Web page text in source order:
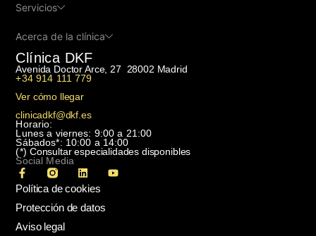
Clínica DKF
Avenida Doctor Arce, 27 28002 Madrid
+34 914 111 779
Ver cómo llegar
clinicadkf@dkf.es
Horario:
Lunes a viernes: 9:00 a 21:00
Sábados*: 10:00 a 14:00
(*) Consultar especialidades disponibles
Social Media
Servicios
Acerca de la clínica
Política de cookies
Protección de datos
Aviso legal